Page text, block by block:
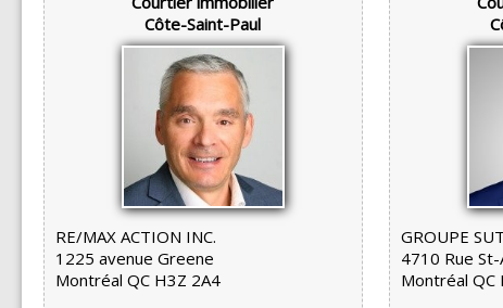
Côte-Saint-Paul
RE/MAX ACTION INC.
1225 avenue Greene
Montréal QC H3Z 2A4
GROUPE
4710 Rue
Montréal QC